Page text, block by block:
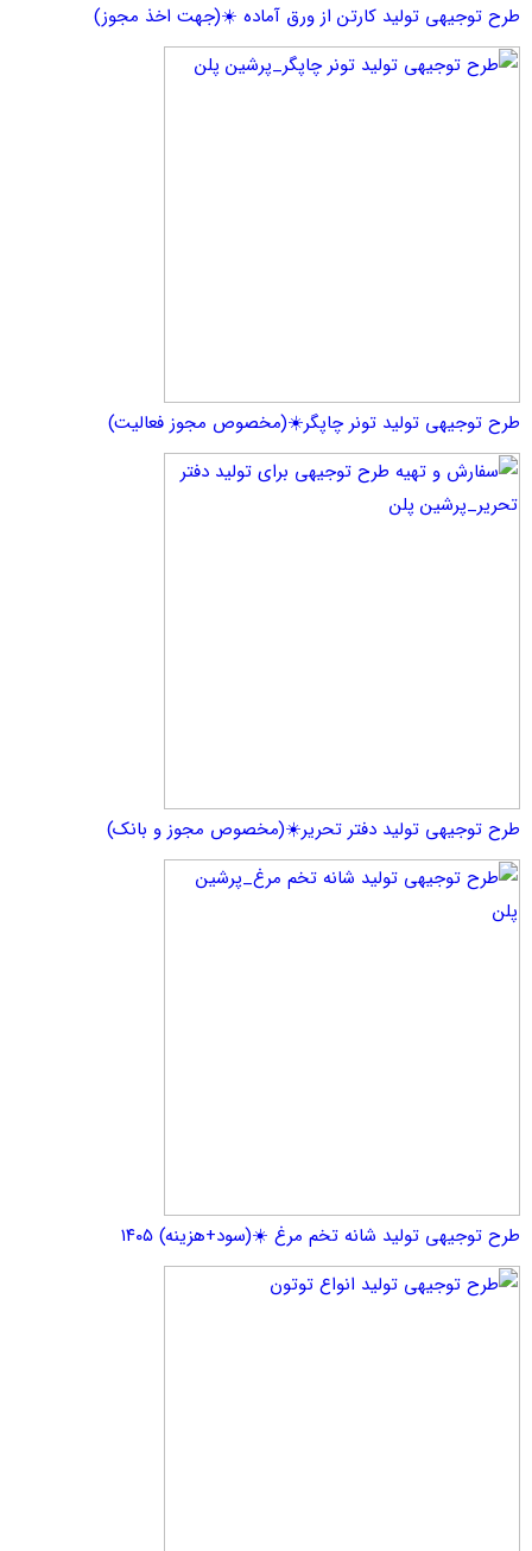
تولید کارتن از ورق آماده ☀️(جهت اخذ مجوز)
تولید تونر چاپگر☀️(مخصوص مجوز فعالیت)
تولید دفتر تحریر☀️(مخصوص مجوز و بانک)
تولید شانه تخم مرغ ☀️(سود+هزینه) ۱۴۰۵